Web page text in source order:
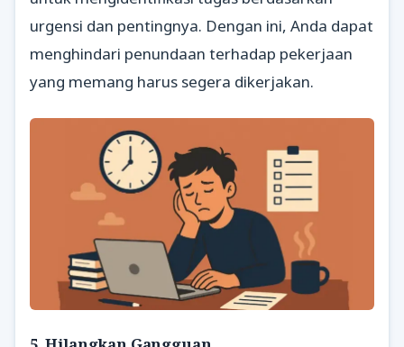
urgensi dan pentingnya. Dengan ini, Anda dapat
menghindari penundaan terhadap pekerjaan
yang memang harus segera dikerjakan.